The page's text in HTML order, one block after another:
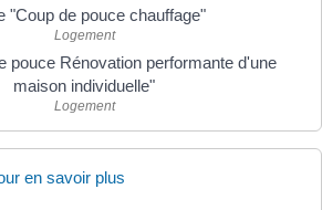
"Coup de pouce chauffage"
Logement
pouce Rénovation performante d'une
maison individuelle"
Logement
en savoir plus